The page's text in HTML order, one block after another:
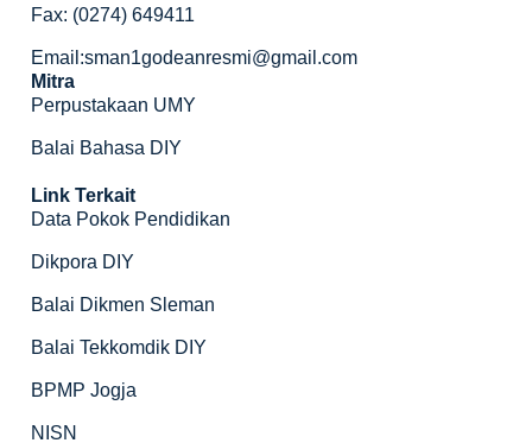
Fax: (0274) 649411
Email:sman1godeanresmi@gmail.com
Mitra
Perpustakaan UMY
Balai Bahasa DIY
Link Terkait
Data Pokok Pendidikan
Dikpora DIY
Balai Dikmen Sleman
Balai Tekkomdik DIY
BPMP Jogja
NISN